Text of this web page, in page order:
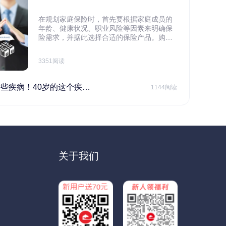
在规划家庭保险时，首先要根据家庭成员的
年龄、健康状况、职业风险等因素来明确保
险需求，并据此选择合适的保险产品。购买
规划家庭财务预算，确保保险费用不会对家
要经济支柱投保。
3351阅读
岁的这个疾病最需要注意！ 1144阅读
关于我们